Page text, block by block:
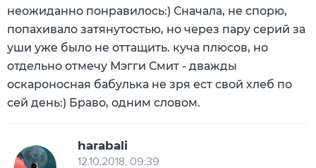
неожиданно понравилось:) Сначала, не спорю,
попахивало затянутостью, но через пару серий за
уши уже было не оттащить. куча плюсов, но
отдельно отмечу Мэгги Смит - дважды
оскароносная бабулька не зря ест свой хлеб по
сей день:) Браво, одним словом.
harabali
12.10.2018, 09:39